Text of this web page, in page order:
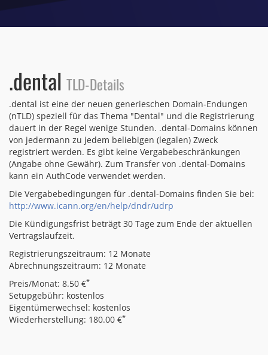
.dental TLD-Details
.dental ist eine der neuen generieschen Domain-Endungen
(nTLD) speziell für das Thema "Dental" und die Registrierung
dauert in der Regel wenige Stunden. .dental-Domains können
von jedermann zu jedem beliebigen (legalen) Zweck
registriert werden. Es gibt keine Vergabebeschränkungen
(Angabe ohne Gewähr). Zum Transfer von .dental-Domains
kann ein AuthCode verwendet werden.
Die Vergabebedingungen für .dental-Domains finden Sie bei:
http://www.icann.org/en/help/dndr/udrp
Die Kündigungsfrist beträgt 30 Tage zum Ende der aktuellen
Vertragslaufzeit.
Registrierungszeitraum: 12 Monate
Abrechnungszeitraum: 12 Monate
Preis/Monat: 8.50 €*
Setupgebühr: kostenlos
Eigentümerwechsel: kostenlos
Wiederherstellung: 180.00 €*